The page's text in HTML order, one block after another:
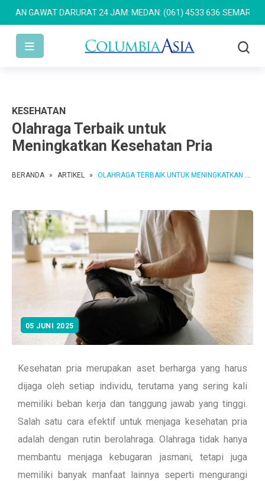
GAWAT DARURAT 24 JAM: MEDAN: (061) 4533 636 SEMARANG:
KESEHATAN
Olahraga Terbaik untuk
Meningkatkan Kesehatan Pria
BERANDA » ARTIKEL » OLAHRAGA TERBAIK UNTUK MENINGKATKAN KESEHATAN PRIA
05 JUNI 2025
Kesehatan pria merupakan aset berharga yang harus
dijaga oleh setiap individu, terutama yang sering kali
memiliki beban kerja dan tanggung jawab yang tinggi.
Salah satu cara efektif untuk menjaga kesehatan pria
adalah dengan rutin berolahraga. Olahraga tidak hanya
membantu menjaga kebugaran jasmani, tetapi juga
memiliki banyak manfaat lainnya seperti mengurangi